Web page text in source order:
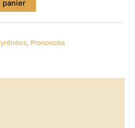
panier
, Prononcée